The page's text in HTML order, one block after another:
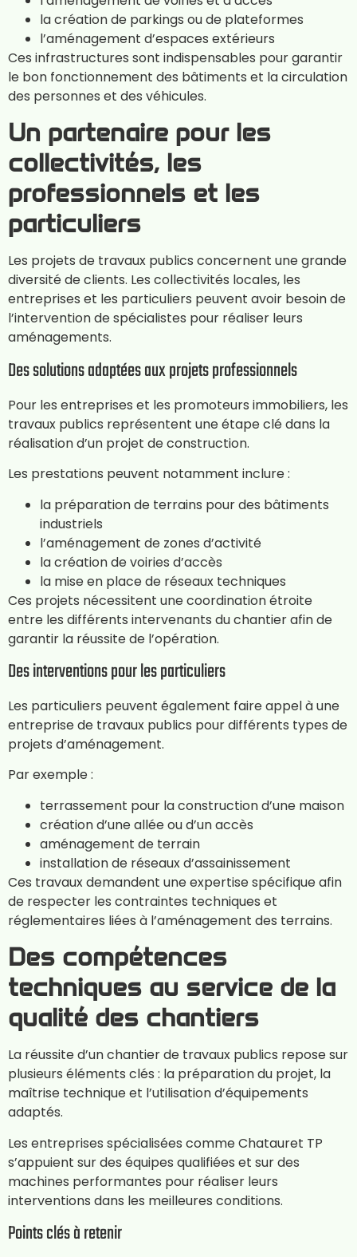
la création de parkings ou de plateformes
l’aménagement d’espaces extérieurs
Ces infrastructures sont indispensables pour garantir
le bon fonctionnement des bâtiments et la circulation
des personnes et des véhicules.
Un partenaire pour les
collectivités, les
professionnels et les
particuliers
Les projets de travaux publics concernent une grande
diversité de clients. Les collectivités locales, les
entreprises et les particuliers peuvent avoir besoin de
l’intervention de spécialistes pour réaliser leurs
aménagements.
Des solutions adaptées aux projets professionnels
Pour les entreprises et les promoteurs immobiliers, les
travaux publics représentent une étape clé dans la
réalisation d’un projet de construction.
Les prestations peuvent notamment inclure :
la préparation de terrains pour des bâtiments
industriels
l’aménagement de zones d’activité
la création de voiries d’accès
la mise en place de réseaux techniques
Ces projets nécessitent une coordination étroite
entre les différents intervenants du chantier afin de
garantir la réussite de l’opération.
Des interventions pour les particuliers
Les particuliers peuvent également faire appel à une
entreprise de travaux publics pour différents types de
projets d’aménagement.
Par exemple :
terrassement pour la construction d’une maison
création d’une allée ou d’un accès
aménagement de terrain
installation de réseaux d’assainissement
Ces travaux demandent une expertise spécifique afin
de respecter les contraintes techniques et
réglementaires liées à l’aménagement des terrains.
Des compétences
techniques au service de la
qualité des chantiers
La réussite d’un chantier de travaux publics repose sur
plusieurs éléments clés : la préparation du projet, la
maîtrise technique et l’utilisation d’équipements
adaptés.
Les entreprises spécialisées comme Chatauret TP
s’appuient sur des équipes qualifiées et sur des
machines performantes pour réaliser leurs
interventions dans les meilleures conditions.
Points clés à retenir